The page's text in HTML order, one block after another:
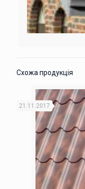
Схожа продукція
21.11.2017